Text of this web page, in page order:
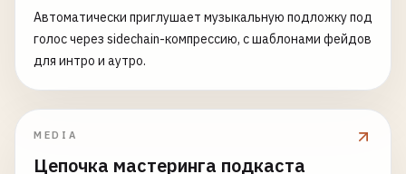
Автоматически приглушает музыкальную подложку под
голос через sidechain-компрессию, с шаблонами фейдов
для интро и аутро.
MEDIA
Цепочка мастеринга подкаста